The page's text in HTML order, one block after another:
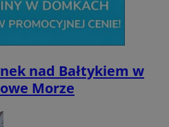
nad Bałtykiem w
Morze